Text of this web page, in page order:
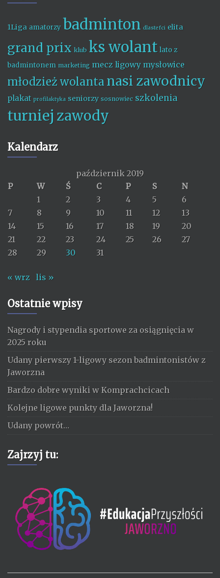
1Liga amatorzy badminton dlastefci elita
grand prix klub ks wolant lato z
badmintonem marketing mecz ligowy mysłowice
młodzież wolanta nasi zawodnicy
plakat profilaktyka seniorzy sosnowiec szkolenia
turniej zawody
Kalendarz
październik 2019
P
W Ś C P S
N
1
2 3 4 5
6
7
8 9 10 11 12
13
14
15 16 17 18 19
20
21
22 23 24 25 26
27
28
29 30 31
« wrz lis »
Ostatnie wpisy
Nagrody i stypendia sportowe za osiągnięcia w
2025 roku
Udany pierwszy 1-ligowy sezon badmintonistów z
Jaworzna
Bardzo dobre wyniki w Komprachcicach
Kolejne ligowe punkty dla Jaworzna!
Udany powrót…
Zajrzyj tu: